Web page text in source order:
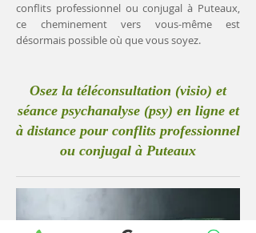
conflits professionnel ou conjugal à Puteaux,
ce cheminement vers vous-même est
désormais possible où que vous soyez.
Osez la téléconsultation (visio) et
séance psychanalyse (psy) en ligne et
à distance pour conflits professionnel
ou conjugal à Puteaux